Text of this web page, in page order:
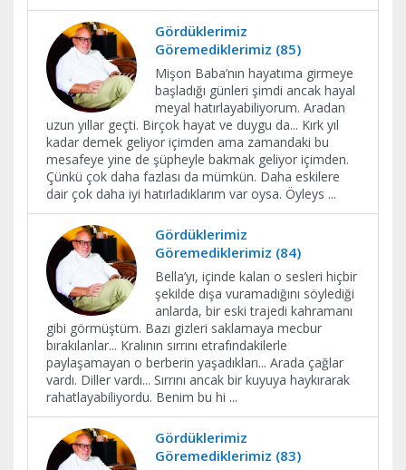
Gördüklerimiz
Göremediklerimiz (85)
Mişon Baba’nın hayatıma girmeye
başladığı günleri şimdi ancak hayal
meyal hatırlayabiliyorum. Aradan
uzun yıllar geçti. Birçok hayat ve duygu da... Kırk yıl
kadar demek geliyor içimden ama zamandaki bu
mesafeye yine de şüpheyle bakmak geliyor içimden.
Çünkü çok daha fazlası da mümkün. Daha eskilere
dair çok daha iyi hatırladıklarım var oysa. Öyleys ...
Gördüklerimiz
Göremediklerimiz (84)
Bella’yı, içinde kalan o sesleri hiçbir
şekilde dışa vuramadığını söylediği
anlarda, bir eski trajedi kahramanı
gibi görmüştüm. Bazı gizleri saklamaya mecbur
bırakılanlar... Kralının sırrını etrafındakilerle
paylaşamayan o berberin yaşadıkları... Arada çağlar
vardı. Diller vardı... Sırrını ancak bir kuyuya haykırarak
rahatlayabiliyordu. Benim bu hi ...
Gördüklerimiz
Göremediklerimiz (83)